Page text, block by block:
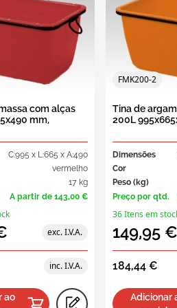
Caixas empilháveis
encaixáveis com
Caixas empilháveis e
encaixáveis
Caixas grande
Caixas dobráveis e
Outros modelos de
palete
Contentores de 2 e
com alças
mm,
C:995 x L:665 x A:490
vermelho
17 kg
A partir de 143,00 €
ao
FMK200-2
Tina de
200L
Dimensões
Cor
Peso (kg)
Preço por qtd.
36 Itens em
149,95 €
184,44 €
Adicionar